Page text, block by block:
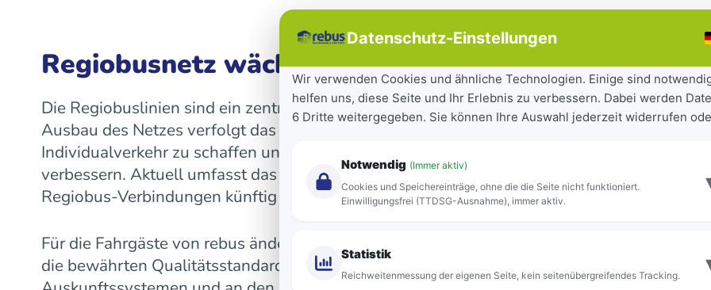
Regiobusnetz wächst landesweit weiter
Die Regiobuslinien sind ein zentraler Bestandteil der seit 2023 laufenden
Ausbau des Netzes verfolgt das Land das Ziel, Städte und Gemeinden besser
Individualverkehr zu schaffen und die Mobilität für Bürgerinnen und Bürger sowie
verbessern. Aktuell umfasst das landesweite Netz 16 Regiobuslinien. Die neuen MV-
Regiobus-Verbindungen künftig auf einen Blick zu erkennen.
Für die Fahrgäste von rebus ändert sich mit der Umstellung vor allem die Bezeichnung
die bewährten Qualitätsstandards bleiben bestehen. Die neuen Liniennummern werden
Datenschutz-Einstellungen
Wir verwenden Cookies und ähnliche Technologien. Einige sind
helfen uns, diese Seite und Ihr Erlebnis zu verbessern. Dabei werden
6 Dritte weitergegeben. Sie können Ihre Auswahl jederzeit widerrufen
Notwendig (Immer aktiv)
Cookies und Speichereinträge, ohne die die Seite nicht funktioniert.
Einwilligungsfrei (TTDSG-Ausnahme), immer aktiv.
Statistik
Reichweitenmessung der eigenen Seite, kein seitenübergreifendes Tracking.